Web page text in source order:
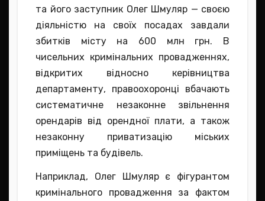
та його заступник Олег Шмуляр — своєю
діяльністю на своїх посадах завдали
збитків місту на 600 млн грн. В
чисельних кримінальних провадженнях,
відкритих відносно керівництва
департаменту, правоохоронці вбачають
систематичне незаконне звільнення
орендарів від орендної плати, а також
незаконну приватизацію міських
приміщень та будівель.
Наприклад, Олег Шмуляр є фігурантом
кримінального провадження за фактом